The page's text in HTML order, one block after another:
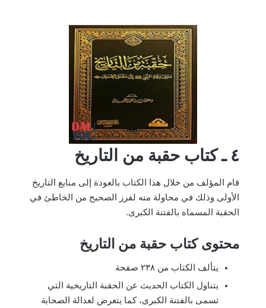
٤ ـ كتاب حقبة من التاريخ
قام المؤلف من خلال هذا الكتاب بالعودة إلى منابع التاريخ
الأولى وذلك في محاولة منه لفرز الصحيح من الخاطئ في
الحقبة المسماه بالفتنة الكبرى.
محتوى كتاب حقبة من التاريخ
يتألف الكتاب من ٢٣٨ صفحة
يتناول الكتاب الحديث عن الحقبة التاريخية التي
تسمى بالفتنة الكبرى، كما يتعرض لعدالة الصحابة